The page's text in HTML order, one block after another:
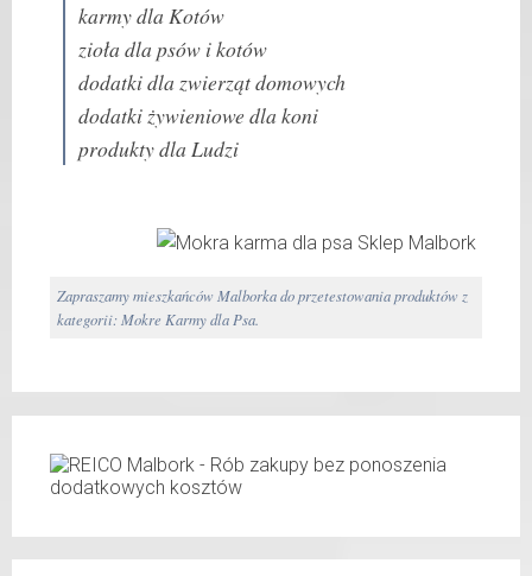
karmy dla Kotów
zioła dla psów i kotów
dodatki dla zwierząt domowych
dodatki żywieniowe dla koni
produkty dla Ludzi
Zapraszamy mieszkańców Malborka do przetestowania produktów z
kategorii: Mokre Karmy dla Psa.